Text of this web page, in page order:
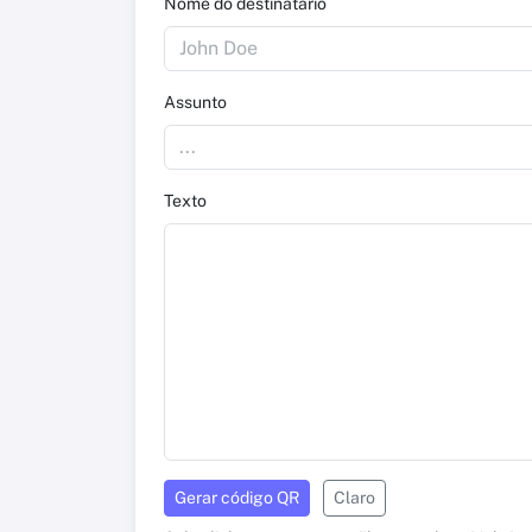
Assunto
Texto
Gerar código QR Claro